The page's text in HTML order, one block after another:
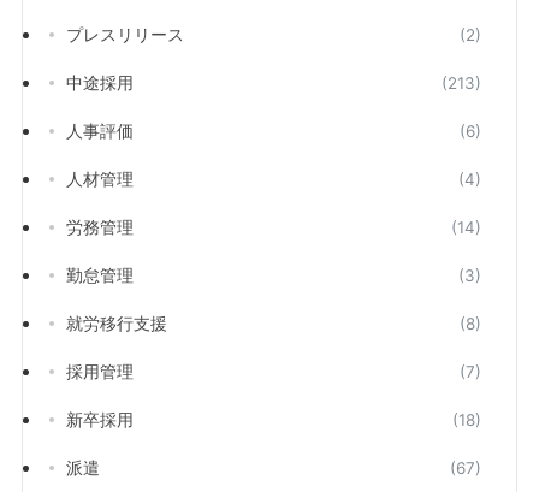
プレスリリース (2)
中途採用 (213)
人事評価 (6)
人材管理 (4)
労務管理 (14)
勤怠管理 (3)
就労移行支援 (8)
採用管理 (7)
新卒採用 (18)
派遣 (67)